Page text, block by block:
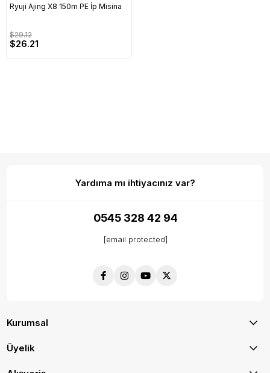
Ryuji Ajing X8 150m PE İp Misina
$26.21
$29.12
Yardıma mı ihtiyacınız var?
0545 328 42 94
[email protected]
Kurumsal
Üyelik